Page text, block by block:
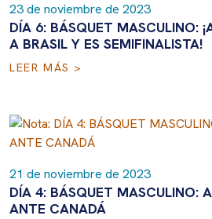
23 de noviembre de 2023
DÍA 6: BÁSQUET MASCULINO:
A BRASIL Y ES SEMIFINALISTA!
LEER MÁS >
21 de noviembre de 2023
DÍA 4: BÁSQUET MASCULINO:
ANTE CANADÁ